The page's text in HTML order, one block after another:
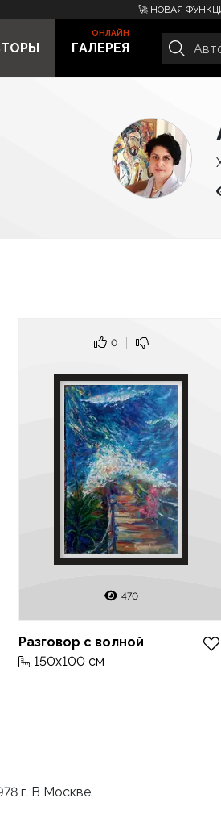
🚀 НОВАЯ
ГАЛЕРЕЯ
0
470
Разговор с волной
150x100 см
г. В Москве.